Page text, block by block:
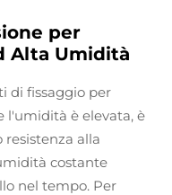
per
Alta Umidità
di fissaggio per
l'umidità è elevata, è
alla
costante
nel tempo. Per